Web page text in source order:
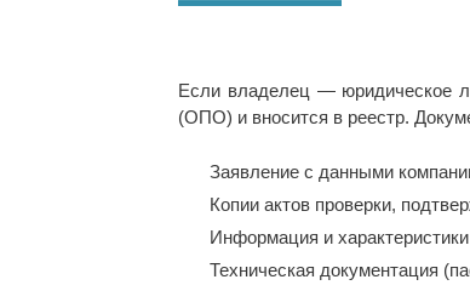
Если владелец — юридическое
(ОПО) и вносится в реестр.
Заявление с данными
Копии актов проверки,
Информация и
Техническая документация